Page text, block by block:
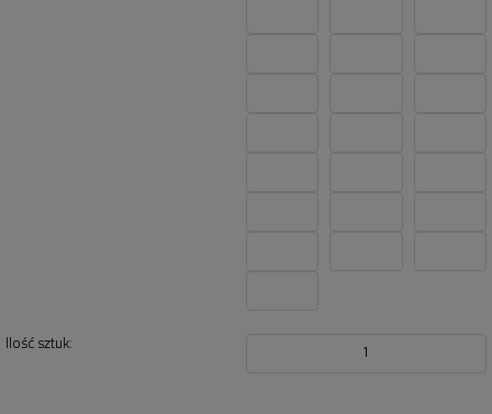
Ilość sztuk:
1